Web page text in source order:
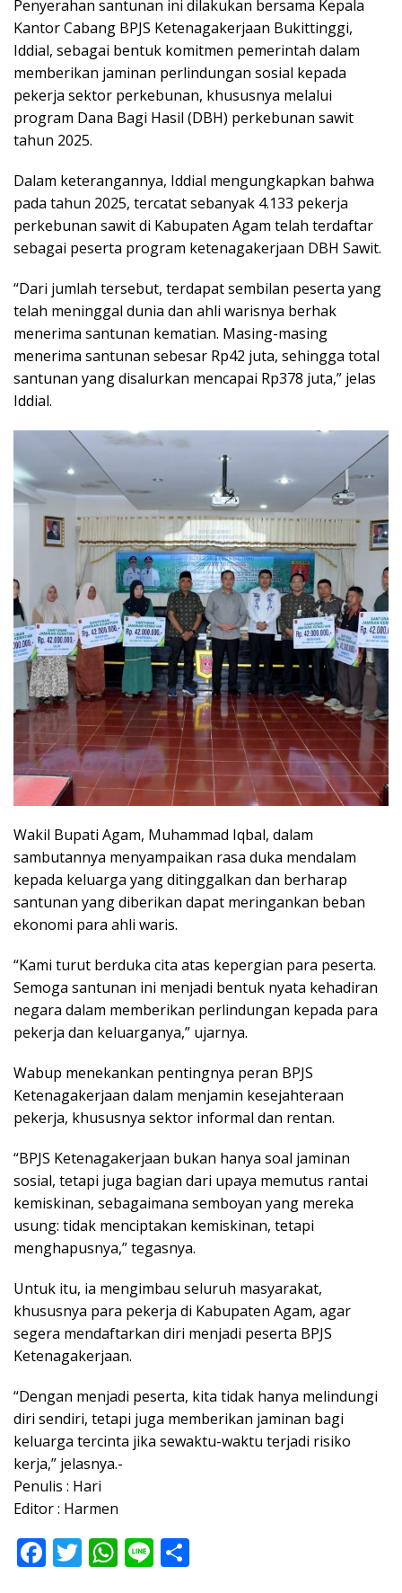
Penyerahan santunan ini dilakukan bersama Kepala
Kantor Cabang BPJS Ketenagakerjaan Bukittinggi,
Iddial, sebagai bentuk komitmen pemerintah dalam
memberikan jaminan perlindungan sosial kepada
pekerja sektor perkebunan, khususnya melalui
program Dana Bagi Hasil (DBH) perkebunan sawit
tahun 2025.
Dalam keterangannya, Iddial mengungkapkan bahwa
pada tahun 2025, tercatat sebanyak 4.133 pekerja
perkebunan sawit di Kabupaten Agam telah terdaftar
sebagai peserta program ketenagakerjaan DBH Sawit.
“Dari jumlah tersebut, terdapat sembilan peserta yang
telah meninggal dunia dan ahli warisnya berhak
menerima santunan kematian. Masing-masing
menerima santunan sebesar Rp42 juta, sehingga total
santunan yang disalurkan mencapai Rp378 juta,” jelas
Iddial.
Wakil Bupati Agam, Muhammad Iqbal, dalam
sambutannya menyampaikan rasa duka mendalam
kepada keluarga yang ditinggalkan dan berharap
santunan yang diberikan dapat meringankan beban
ekonomi para ahli waris.
“Kami turut berduka cita atas kepergian para peserta.
Semoga santunan ini menjadi bentuk nyata kehadiran
negara dalam memberikan perlindungan kepada para
pekerja dan keluarganya,” ujarnya.
Wabup menekankan pentingnya peran BPJS
Ketenagakerjaan dalam menjamin kesejahteraan
pekerja, khususnya sektor informal dan rentan.
“BPJS Ketenagakerjaan bukan hanya soal jaminan
sosial, tetapi juga bagian dari upaya memutus rantai
kemiskinan, sebagaimana semboyan yang mereka
usung: tidak menciptakan kemiskinan, tetapi
menghapusnya,” tegasnya.
Untuk itu, ia mengimbau seluruh masyarakat,
khususnya para pekerja di Kabupaten Agam, agar
segera mendaftarkan diri menjadi peserta BPJS
Ketenagakerjaan.
“Dengan menjadi peserta, kita tidak hanya melindungi
diri sendiri, tetapi juga memberikan jaminan bagi
keluarga tercinta jika sewaktu-waktu terjadi risiko
kerja,” jelasnya.-
Penulis : Hari
Editor : Harmen
F T W Li